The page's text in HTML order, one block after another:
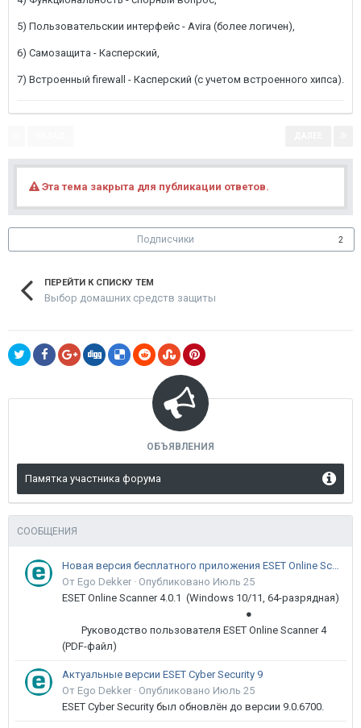
5) Пользовательскии интерфейс - Avira (более логичен),
6) Самозащита - Касперский,
7) Встроенный firewall - Касперский (с учетом встроенного хипса).
Эта тема закрыта для публикации ответов.
Подписчики 2
ПЕРЕЙТИ К СПИСКУ ТЕМ
Выбор домашних средств защиты
ОБЪЯВЛЕНИЯ
Памятка участника форума
СООБЩЕНИЯ
Новая версия бесплатного приложения ESET Online Scanner доступна пользователям
От Ego Dekker · Опубликовано Июль 25
ESET Online Scanner 4.0.1 (Windows 10/11, 64-разрядная)
●
Руководство пользователя ESET Online Scanner 4
(PDF-файл)
Актуальные версии ESET Cyber Security 9
От Ego Dekker · Опубликовано Июль 25
ESET Cyber Security был обновлён до версии 9.0.6700.